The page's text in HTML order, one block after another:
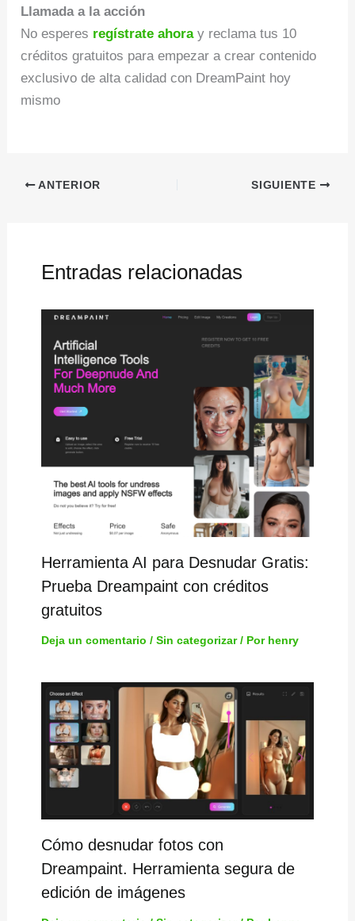
Llamada a la acción
No esperes regístrate ahoray reclama tus 10
créditos gratuitos para empezar a crear contenido
exclusivo de alta calidad con DreamPaint hoy
mismo
ANTERIOR SIGUIENTE
Entradas relacionadas
Herramienta AI para Desnudar Gratis:
Prueba Dreampaint con créditos
gratuitos
Deja un comentario / Sin categorizar/ Por henry
Cómo desnudar fotos con
Dreampaint. Herramienta segura de
edición de imágenes